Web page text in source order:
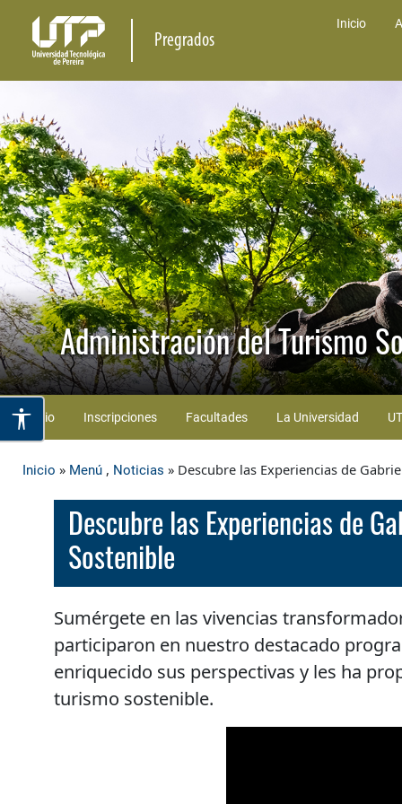
Pregrados
Inicio
Administración del Turismo
Inicio Inscripciones Facultades La Universidad
Inicio » Menú , Noticias » Descubre las Experiencias de
Descubre las Experiencias de
Sostenible
Sumérgete en las vivencias
participaron en nuestro destacado
enriquecido sus perspectivas y les ha
turismo sostenible.